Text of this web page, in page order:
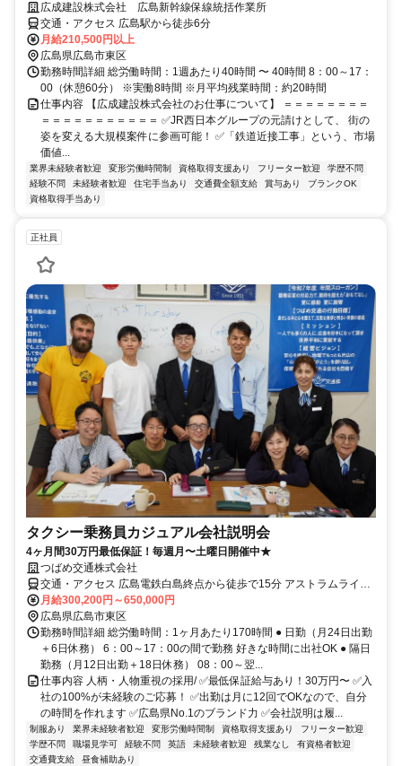
広成建設株式会社 広島新幹線保線統括作業所
交通・アクセス 広島駅から徒歩6分
月給210,500円以上
広島県広島市東区
勤務時間詳細 総労働時間：1週あたり40時間 〜 40時間 8：00～17：
00（休憩60分） ※実働8時間 ※月平均残業時間：約20時間
仕事内容 【広成建設株式会社のお仕事について】 ＝＝＝＝＝＝＝＝
＝＝＝＝＝＝＝＝＝＝＝ ✅JR西日本グループの元請けとして、 街の
姿を変える大規模案件に参画可能！ ✅「鉄道近接工事」という、市場
価値...
業界未経験者歓迎 変形労働時間制 資格取得支援あり フリーター歓迎
学歴不問
経験不問
未経験者歓迎 住宅手当あり 交通費全額支給 賞与あり
ブランクOK
資格取得手当あり
正社員
タクシー乗務員カジュアル会社説明会
4ヶ月間30万円最低保証！毎週月〜土曜日開催中★
つばめ交通株式会社
交通・アクセス 広島電鉄白島終点から徒歩で15分 アストラムライン
牛田駅徒歩10分 JR山陽本線新白島駅徒歩15分 広島バス「牛田大橋バ
ス停」徒歩1分
月給300,200円～650,000円
広島県広島市東区
勤務時間詳細 総労働時間：1ヶ月あたり170時間 ● 日勤（月24日出勤
＋6日休務） 6：00～17：00の間で勤務 好きな時間に出社OK ● 隔日
勤務（月12日出勤＋18日休務） 08：00～翌...
仕事内容 人柄・人物重視の採用/ ✅最低保証給与あり！30万円〜 ✅入
社の100%が未経験のご応募！ ✅出勤は月に12回でOKなので、自分
の時間を作れます ✅広島県No.1のブランド力 ✅会社説明は履...
制服あり 業界未経験者歓迎 変形労働時間制 資格取得支援あり
フリーター歓迎
学歴不問
職場見学可 経験不問 英語 未経験者歓迎 残業なし
有資格者歓迎
交通費支給
昼食補助あり